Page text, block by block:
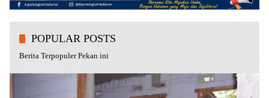
POPULAR POSTS
Berita Terpopuler Pekan ini